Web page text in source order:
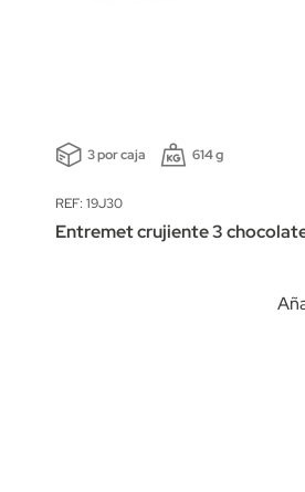
3 por caja 614 g
REF: 19J30
Entremet crujiente 3